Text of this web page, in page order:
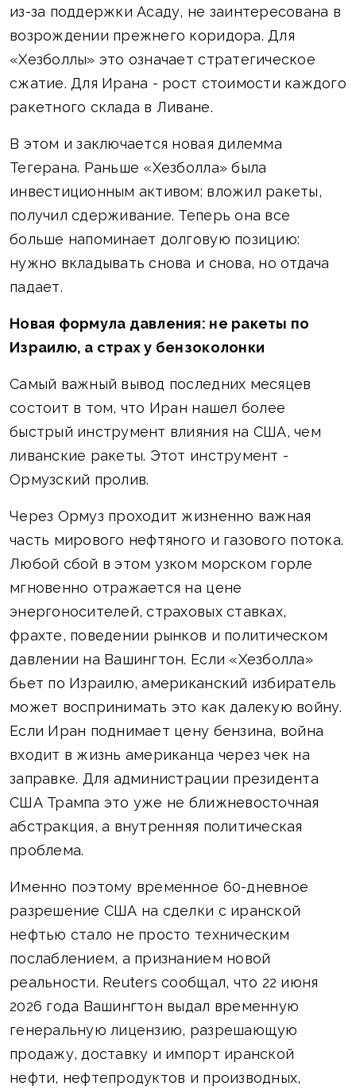
из-за поддержки Асаду, не заинтересована в
возрождении прежнего коридора. Для
«Хезболлы» это означает стратегическое
сжатие. Для Ирана - рост стоимости каждого
ракетного склада в Ливане.
В этом и заключается новая дилемма
Тегерана. Раньше «Хезболла» была
инвестиционным активом: вложил ракеты,
получил сдерживание. Теперь она все
больше напоминает долговую позицию:
нужно вкладывать снова и снова, но отдача
падает.
Новая формула давления: не ракеты по
Израилю, а страх у бензоколонки
Самый важный вывод последних месяцев
состоит в том, что Иран нашел более
быстрый инструмент влияния на США, чем
ливанские ракеты. Этот инструмент -
Ормузский пролив.
Через Ормуз проходит жизненно важная
часть мирового нефтяного и газового потока.
Любой сбой в этом узком морском горле
мгновенно отражается на цене
энергоносителей, страховых ставках,
фрахте, поведении рынков и политическом
давлении на Вашингтон. Если «Хезболла»
бьет по Израилю, американский избиратель
может воспринимать это как далекую войну.
Если Иран поднимает цену бензина, война
входит в жизнь американца через чек на
заправке. Для администрации президента
США Трампа это уже не ближневосточная
абстракция, а внутренняя политическая
проблема.
Именно поэтому временное 60-дневное
разрешение США на сделки с иранской
нефтью стало не просто техническим
послаблением, а признанием новой
реальности. Reuters сообщал, что 22 июня
2026 года Вашингтон выдал временную
генеральную лицензию, разрешающую
продажу, доставку и импорт иранской
нефти, нефтепродуктов и производных,